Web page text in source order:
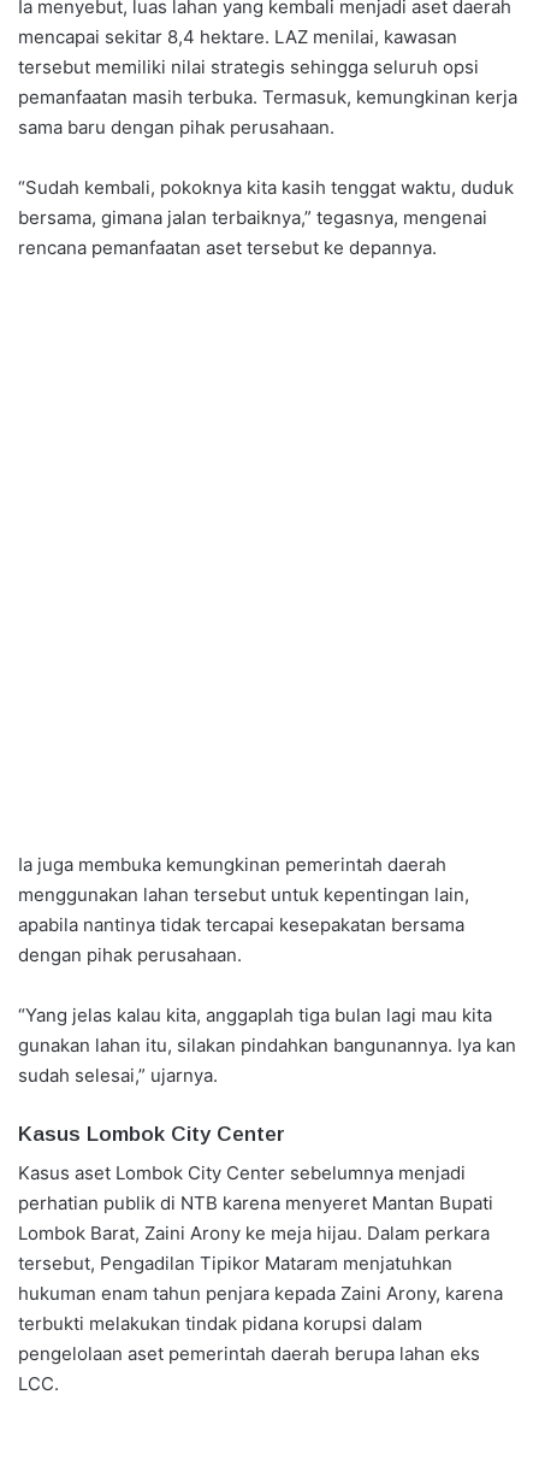
Ia menyebut, luas lahan yang kembali menjadi aset daerah
mencapai sekitar 8,4 hektare. LAZ menilai, kawasan
tersebut memiliki nilai strategis sehingga seluruh opsi
pemanfaatan masih terbuka. Termasuk, kemungkinan kerja
sama baru dengan pihak perusahaan.
“Sudah kembali, pokoknya kita kasih tenggat waktu, duduk
bersama, gimana jalan terbaiknya,” tegasnya, mengenai
rencana pemanfaatan aset tersebut ke depannya.
Ia juga membuka kemungkinan pemerintah daerah
menggunakan lahan tersebut untuk kepentingan lain,
apabila nantinya tidak tercapai kesepakatan bersama
dengan pihak perusahaan.
“Yang jelas kalau kita, anggaplah tiga bulan lagi mau kita
gunakan lahan itu, silakan pindahkan bangunannya. Iya kan
sudah selesai,” ujarnya.
Kasus Lombok City Center
Kasus aset Lombok City Center sebelumnya menjadi
perhatian publik di NTB karena menyeret Mantan Bupati
Lombok Barat, Zaini Arony ke meja hijau. Dalam perkara
tersebut, Pengadilan Tipikor Mataram menjatuhkan
hukuman enam tahun penjara kepada Zaini Arony, karena
terbukti melakukan tindak pidana korupsi dalam
pengelolaan aset pemerintah daerah berupa lahan eks
LCC.